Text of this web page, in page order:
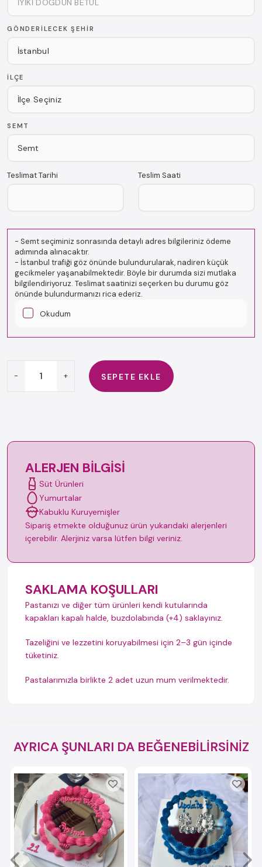
GÖNDERILECEK ŞEHIR
İLÇE
SEMT
Teslimat Tarihi Teslim Saati
- Semt seçiminiz sonrasında detaylı adres bilgileriniz ödeme
adımında alınacaktır.
- İstanbul trafiği göz önünde bulundurularak, nadiren küçük
gecikmeler yaşanabilmektedir. Böyle bir durumda sizi mutlaka
bilgilendiriyoruz. Teslimat saatinizi seçerken bu durumu göz
önünde bulundurmanızı rica ederiz.
Okudum
- + SEPETE EKLE
ALERJEN BILGISI
Süt Ürünleri
Yumurtalar
Kabuklu Kuruyemişler
Sipariş etmekte olduğunuz ürün yukarıdaki alerjenleri
içerebilir. Alerjiniz varsa lütfen bilgi veriniz.
SAKLAMA KOŞULLARI
Pastanızı ve diğer tüm ürünleri kendi kutularında
kapakları kapalı halde, buzdolabında (+4) saklayınız.
Tazeliğini ve lezzetini koruyabilmesi için 2–3 gün içinde
tüketiniz.
Pastalarımızla birlikte 2 adet uzun mum verilmektedir.
AYRICA ŞUNLARI DA BEĞENEBİLİRSİNİZ